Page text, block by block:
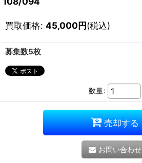
買取価格: 45,000円(税込)
募集数5枚
数量:
売却する
お問い合わせ